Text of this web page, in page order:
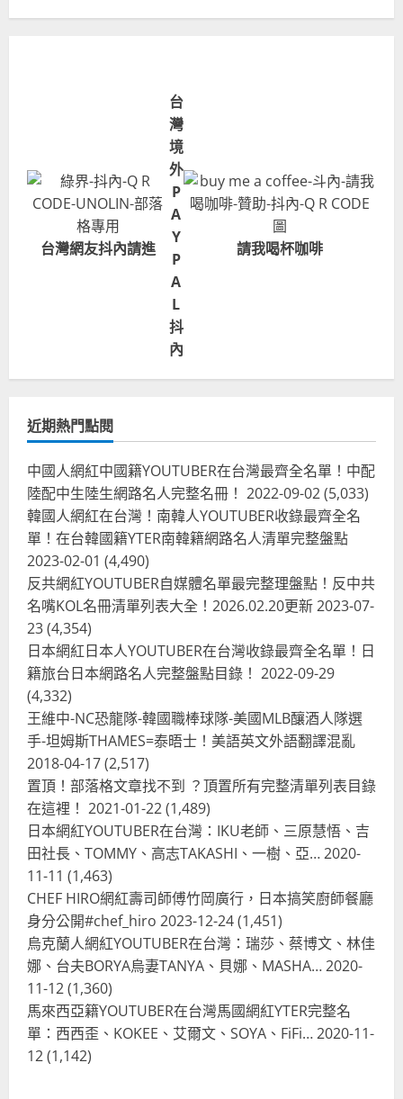
台灣網友抖內請進
台
灣
境
外
P
A
Y
P
A
L
抖
內
請我喝杯咖啡
近期熱門點閱
中國人網紅中國籍YOUTUBER在台灣最齊全名單！中配
陸配中生陸生網路名人完整名冊！ 2022-09-02(5,033)
韓國人網紅在台灣！南韓人YOUTUBER收錄最齊全名
單！在台韓國籍YTER南韓籍網路名人清單完整盤點
2023-02-01 (4,490)
反共網紅YOUTUBER自媒體名單最完整理盤點！反中共
名嘴KOL名冊清單列表大全！2026.02.20更新2023-07-
23(4,354)
日本網紅日本人YOUTUBER在台灣收錄最齊全名單！日
籍旅台日本網路名人完整盤點目錄！ 2022-09-29
(4,332)
王維中-NC恐龍隊-韓國職棒球隊-美國MLB釀酒人隊選
手-坦姆斯THAMES=泰晤士！美語英文外語翻譯混亂
2018-04-17(2,517)
置頂！部落格文章找不到 ？頂置所有完整清單列表目錄
在這裡！ 2021-01-22(1,489)
日本網紅YOUTUBER在台灣：IKU老師、三原慧悟、吉
田社長、TOMMY、高志TAKASHI、一樹、亞…2020-
11-11 (1,463)
CHEF HIRO網紅壽司師傅竹岡廣行，日本搞笑廚師餐廳
身分公開#chef_hiro 2023-12-24(1,451)
烏克蘭人網紅YOUTUBER在台灣：瑞莎、蔡博文、林佳
娜、台夫BORYA烏妻TANYA、貝娜、MASHA…2020-
11-12(1,360)
馬來西亞籍YOUTUBER在台灣馬國網紅YTER完整名
單：西西歪、KOKEE、艾爾文、SOYA、FiFi…2020-11-
12(1,142)